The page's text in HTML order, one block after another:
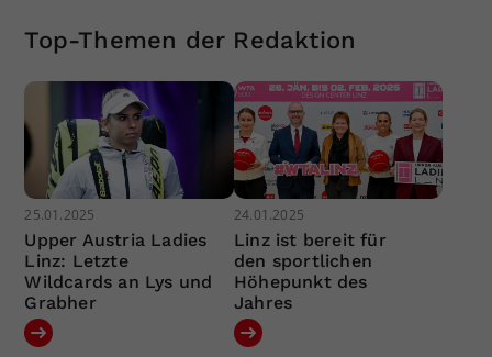
Top-Themen der Redaktion
25.01.2025
Upper Austria Ladies
Linz: Letzte
Wildcards an Lys und
Grabher
24.01.2025
Linz ist bereit für
den sportlichen
Höhepunkt des
Jahres